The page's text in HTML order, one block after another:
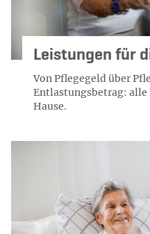
Leistungen für
Von Pflegegeld über
Entlastungsbetrag: alle
Hause.